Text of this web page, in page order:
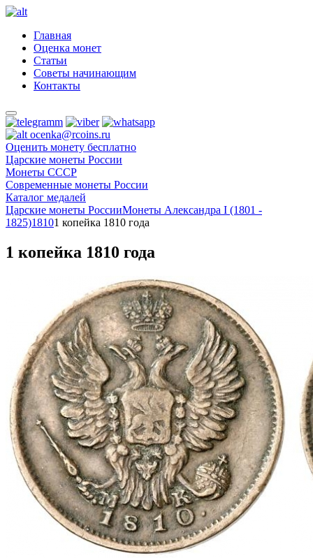
Главная
Оценка монет
Статьи
Советы начинающим
Контакты
ocenka@rcoins.ru
Оценить монету бесплатно
Царские монеты России
Монеты СССР
Современные монеты России
Каталог медалей
Царские монеты РоссииМонеты Александра I (1801 -
1825)18101 копейка 1810 года
1 копейка 1810 года